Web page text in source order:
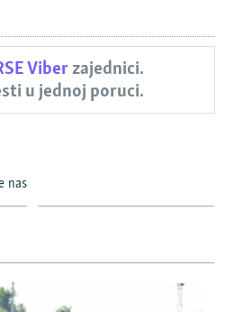
Viberzajednici.
u jednoj poruci.
nas